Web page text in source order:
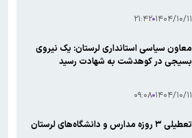
۱۴۰۴/۱۰/۱۱ ۲۱:۴۲
معاون سیاسی استانداری لرستان: یک نیروی
بسیجی در کوهدشت به شهادت رسید
۱۴۰۴/۱۰/۱۱ ۰۹:۰۸
تعطیلی ۳ روزه مدارس و دانشگاه‌های لرستان